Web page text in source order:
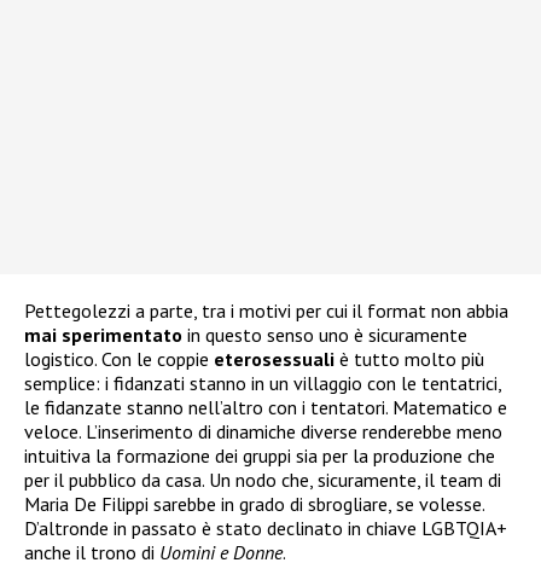
Pettegolezzi a parte, tra i motivi per cui il format non abbia
mai sperimentato in questo senso uno è sicuramente
logistico. Con le coppie eterosessuali è tutto molto più
semplice: i fidanzati stanno in un villaggio con le tentatrici,
le fidanzate stanno nell’altro con i tentatori. Matematico e
veloce. L’inserimento di dinamiche diverse renderebbe meno
intuitiva la formazione dei gruppi sia per la produzione che
per il pubblico da casa. Un nodo che, sicuramente, il team di
Maria De Filippi sarebbe in grado di sbrogliare, se volesse.
D’altronde in passato è stato declinato in chiave LGBTQIA+
anche il trono di Uomini e Donne.